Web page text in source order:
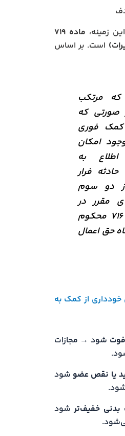
زمینه،
ماده ۷۱۹
است. بر اساس
که مرتکب
صورتی که
کمک فوری
امکان
به
فرار
دو سوم
مقرر در
مواد ۷۱۴، ۷۱۵ و ۷۱۶ محکوم
حق اعمال
خودداری از کمک به
فوت شود → مجازات
یا نقص عضو شود
خفیف‌ترشود